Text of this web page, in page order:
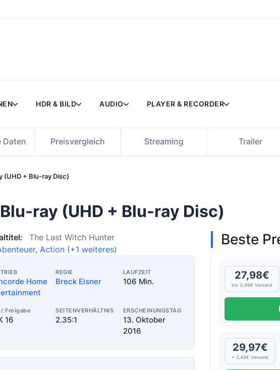
HDR & BILD AUDIO PLAYER & RECORDER
Daten Preisvergleich Streaming Trailer
(UHD + Blu-ray Disc)
ray (UHD + Blu-ray Disc)
The Last Witch Hunter
, Action (+1 weiteres)
Home
REGIE
Breck Eisner
LAUFZEIT
106 Min.
/ Freigabe
16
SEITENVERHÄLTNIS
2.35:1
ERSCHEINUNGSTAG
13. Oktober
2016
Beste
27,98€
bis 3,99€ Versand
29,97€
+ 2,49€ Versand